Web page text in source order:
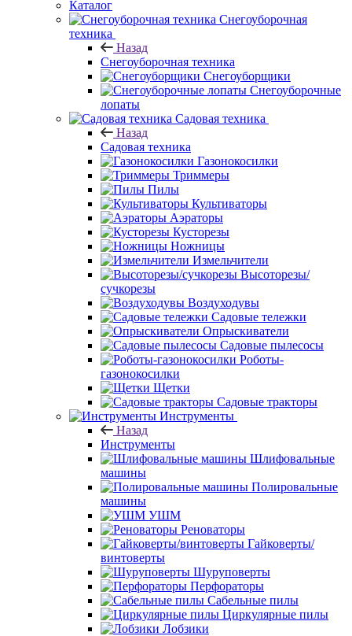
Каталог
Снегоуборочная
техника
Назад
Снегоуборочная техника
Снегоуборщики
Снегоуборочные
лопаты
Садовая техника
Назад
Садовая техника
Газонокосилки
Триммеры
Пилы
Культиваторы
Аэраторы
Кусторезы
Ножницы
Измельчители
Высоторезы/
сучкорезы
Воздуходувы
Садовые тележки
Опрыскиватели
Садовые пылесосы
Роботы-
газонокосилки
Щетки
Садовые тракторы
Инструменты
Назад
Инструменты
Шлифовальные
машины
Полировальные
машины
УШМ
Реноваторы
Гайковерты/
винтоверты
Шуруповерты
Перфораторы
Сабельные пилы
Циркулярные пилы
Лобзики